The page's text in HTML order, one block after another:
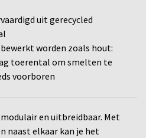
uit gerecycled
worden zoals hout:
toerental om smelten te
voorboren
en uitbreidbaar. Met
naast elkaar kan je het